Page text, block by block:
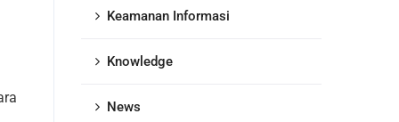
Keamanan Informasi
Knowledge
News